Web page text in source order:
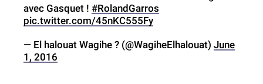
avec Gasquet ! #RolandGarros
pic.twitter.com/45nKC555Fy
— El halouat Wagihe ? (@WagiheElhalouat) June
1, 2016